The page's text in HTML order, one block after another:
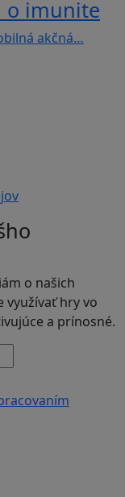
o imunite
akčná…
o našich
využívať hry vo
a prínosné.